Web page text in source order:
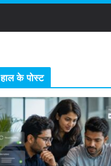
हाल के पोस्ट